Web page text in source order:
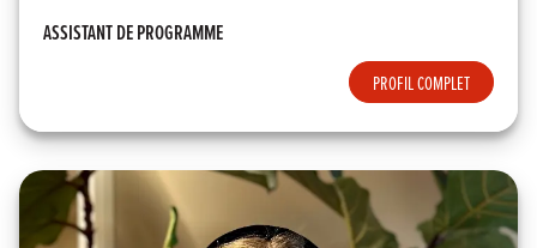
ASSISTANT DE PROGRAMME
PROFIL COMPLET